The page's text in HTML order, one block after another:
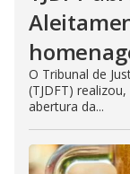
O Tribunal de
(TJDFT)
abertura da...